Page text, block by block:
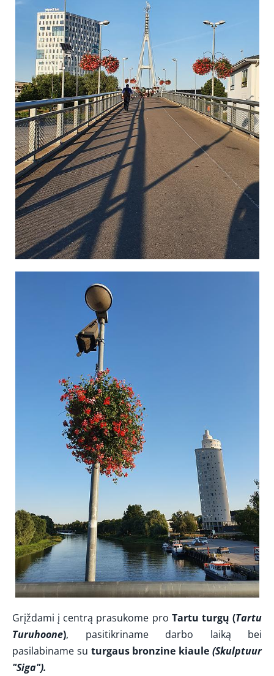
Grįždami į centrą prasukome pro Tartu turgų (Tartu
Turuhoone), pasitikriname darbo laiką bei
pasilabiname su turgaus bronzine kiaule(Skulptuur
"Siga").